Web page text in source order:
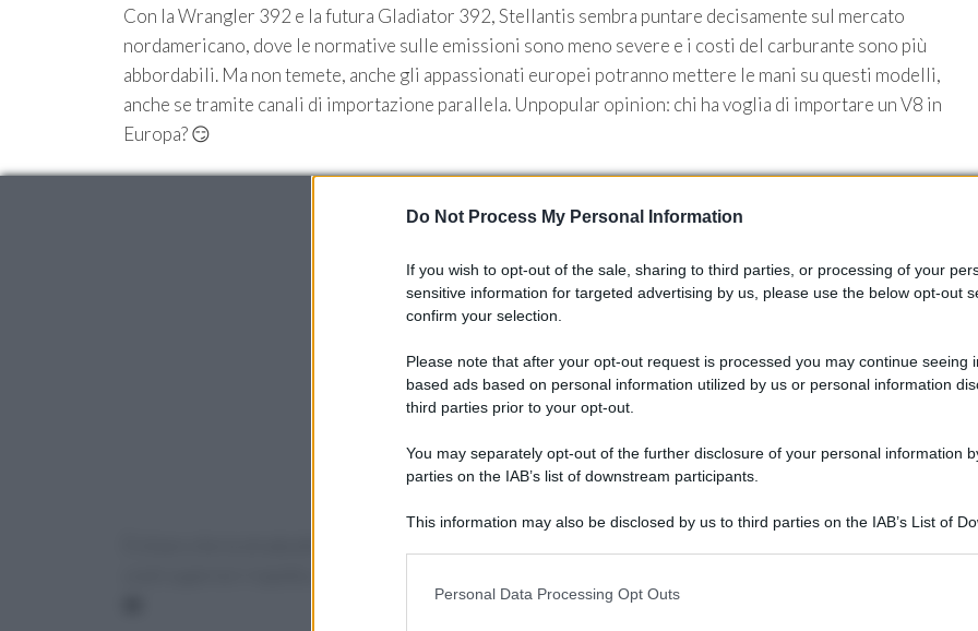
Do Not Process My Personal Information
If you wish to opt-out of the sale, sharing to third parties, or processing of your
sensitive information for targeted advertising by us, please use the below opt-out
confirm your selection.
Please note that after your opt-out request is processed you may continue seeing
based ads based on personal information utilized by us or personal information
third parties prior to your opt-out.
You may separately opt-out of the further disclosure of your personal information
parties on the IAB’s list of downstream participants.
This information may also be disclosed by us to third parties on the IAB’s List of
information including but not limited to your visit or usage behaviour. You may click
Personal Data Processing Opt Outs
Con la Wrangler 392 e la futura Gladiator 392, Stellantis sembra puntare decisamente sul mercato
nordamericano, dove le normative sulle emissioni sono meno severe e i costi del carburante sono più
abbordabili. Ma non temete, anche gli appassionati europei potranno mettere le mani su questi modelli,
anche se tramite canali di importazione parallela. Unpopular opinion: chi ha voglia di importare un V8 in
Europa? 😏